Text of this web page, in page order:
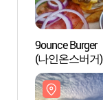
9ounce Burger
(나인온스버거)